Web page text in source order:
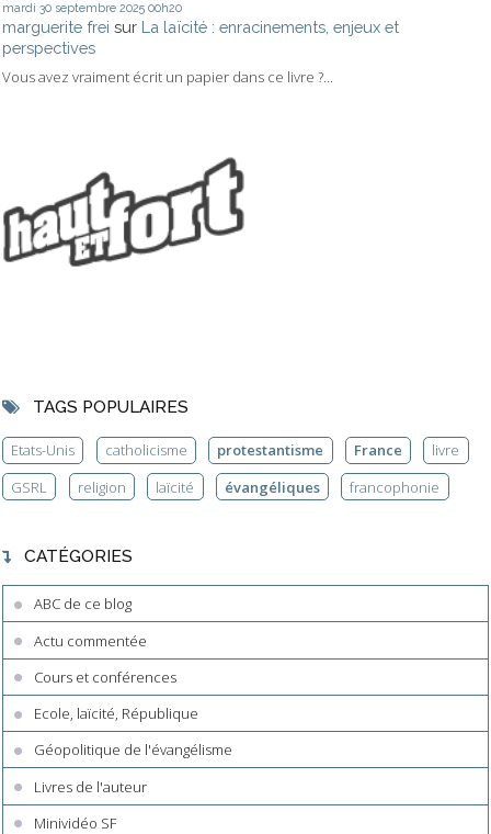
mardi 30 septembre 2025 00h20
marguerite frei sur La laïcité : enracinements, enjeux et
perspectives
Vous avez vraiment écrit un papier dans ce livre ?...
TAGS POPULAIRES
Etats-Unis catholicisme protestantisme France
livre
GSRL
religion laïcité évangéliques francophonie
CATÉGORIES
ABC de ce blog
Actu commentée
Cours et conférences
Ecole, laïcité, République
Géopolitique de l'évangélisme
Livres de l'auteur
Minividéo SF